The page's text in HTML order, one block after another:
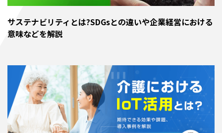
サステナビリティとは?SDGsとの違いや企業経営における
意味などを解説